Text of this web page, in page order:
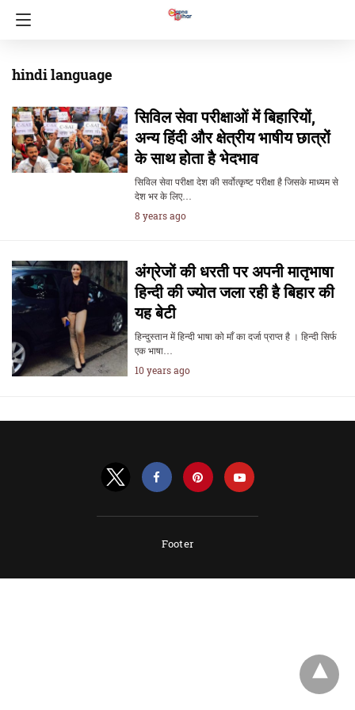
hindi language
सिविल सेवा परीक्षाओं में बिहारियों,
अन्य हिंदी और क्षेत्रीय भाषीय छात्रों
के साथ होता है भेदभाव
सिविल सेवा परीक्षा देश की सर्वोत्कृष्ट परीक्षा है जिसके माध्यम से
देश भर के लिए…
8 years ago
अंग्रेजों की धरती पर अपनी मातृभाषा
हिन्दी की ज्योत जला रही है बिहार की
यह बेटी
हिन्दुस्तान में हिन्दी भाषा को माँ का दर्जा प्राप्त है । हिन्दी सिर्फ
एक भाषा…
10 years ago
Footer